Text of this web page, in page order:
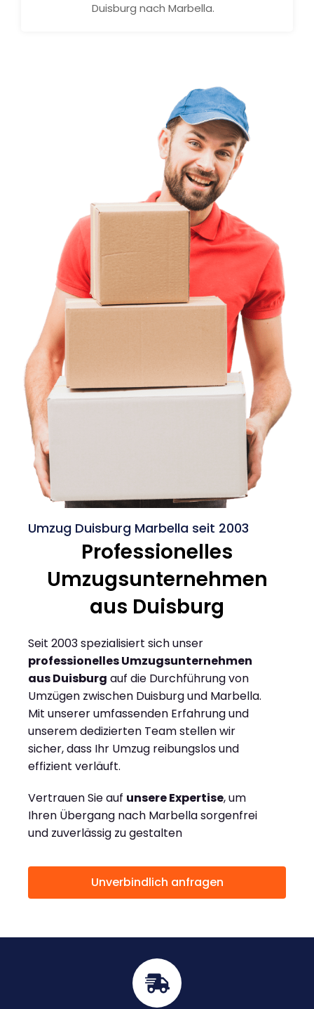
Duisburg nach Marbella.
Umzug Duisburg Marbella seit 2003
Professionelles
Umzugsunternehmen
aus Duisburg
Seit 2003 spezialisiert sich unser
professionelles Umzugsunternehmen
aus Duisburg auf die Durchführung von
Umzügen zwischen Duisburg und Marbella.
Mit unserer umfassenden Erfahrung und
unserem dedizierten Team stellen wir
sicher, dass Ihr Umzug reibungslos und
effizient verläuft.
Vertrauen Sie auf unsere Expertise, um
Ihren Übergang nach Marbella sorgenfrei
und zuverlässig zu gestalten
Unverbindlich anfragen